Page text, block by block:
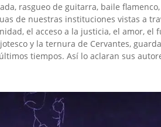
rasgueo de guitarra, baile
de nuestras instituciones vistas a
el acceso a la justicia, el amor,
y la ternura de Cervantes,
tiempos. Así lo aclaran sus